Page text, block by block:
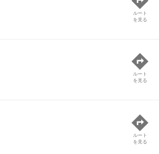
ルート
を見る
ルート
を見る
ルート
を見る